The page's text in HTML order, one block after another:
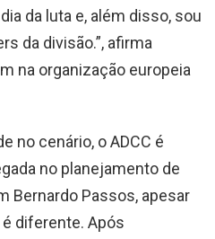
da luta e, além disso, sou
da divisão.”, afirma
na organização europeia
no cenário, o ADCC é
no planejamento de
Bernardo Passos, apesar
diferente. Após